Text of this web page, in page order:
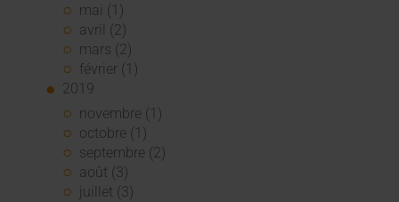
mai (1)
avril (2)
mars (2)
février (1)
2019
novembre (1)
octobre (1)
septembre (2)
août (3)
juillet (3)